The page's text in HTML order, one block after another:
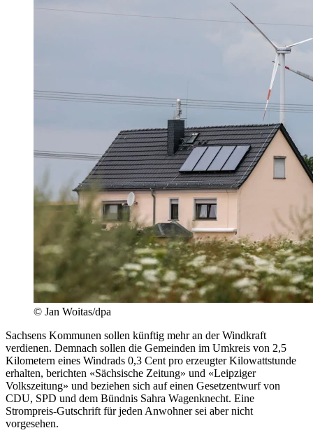
© Jan Woitas/dpa
Sachsens Kommunen sollen künftig mehr an der Windkraft
verdienen. Demnach sollen die Gemeinden im Umkreis von 2,5
Kilometern eines Windrads 0,3 Cent pro erzeugter Kilowattstunde
erhalten, berichten «Sächsische Zeitung» und «Leipziger
Volkszeitung» und beziehen sich auf einen Gesetzentwurf von
CDU, SPD und dem Bündnis Sahra Wagenknecht. Eine
Strompreis-Gutschrift für jeden Anwohner sei aber nicht
vorgesehen.